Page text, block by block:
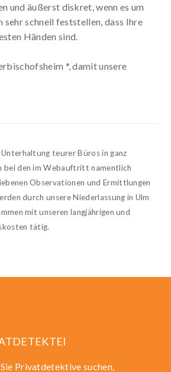
und äußerst diskret, wenn es um
sehr schnell feststellen, dass Ihre
Händen sind.
*, damit unsere
teurer Büros in ganz
bei den im Webauftritt namentlich
Observationen und Ermittlungen
durch unsere Niederlassung in Ulm
mit unseren langjährigen und
tätig.
Privatdetektive suchen,